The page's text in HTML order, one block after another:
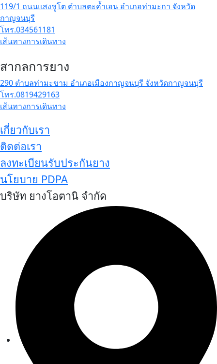
119/1 ถนนแสงชูโต ตำบลตะค้ำเอน อำเภอท่ามะกา จังหวัด
กาญจนบุรี
โทร.034561181
เส้นทางการเดินทาง
สากลการยาง
290 ตำบลท่ามะขาม อำเภอเมืองกาญจนบุรี จังหวัดกาญจนบุรี
โทร.0819429163
เส้นทางการเดินทาง
เกี่ยวกับเรา
ติดต่อเรา
ลงทะเบียนรับประกันยาง
นโยบาย PDPA
บริษัท ยางโอตานิ จำกัด